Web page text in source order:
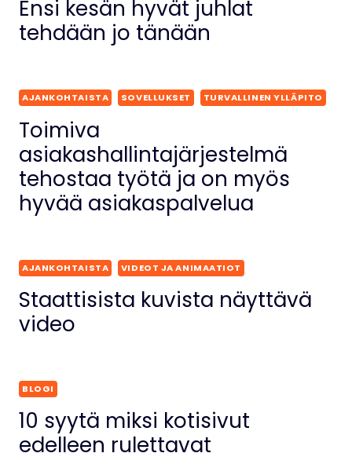
Ensi kesän hyvät juhlat
tehdään jo tänään
AJANKOHTAISTA SOVELLUKSET TURVALLINEN YLLÄPITO
Toimiva
asiakashallintajärjestelmä
tehostaa työtä ja on myös
hyvää asiakaspalvelua
AJANKOHTAISTA VIDEOT JA ANIMAATIOT
Staattisista kuvista näyttävä
video
BLOGI
10 syytä miksi kotisivut
edelleen rulettavat